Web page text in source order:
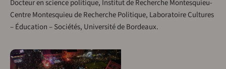
Docteur en science politique, Institut de Recherche Montesquieu-
Centre Montesquieu de Recherche Politique, Laboratoire Cultures
– Éducation – Sociétés, Université de Bordeaux.